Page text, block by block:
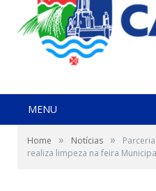
MENU
Home » Notícias »
realiza limpeza na feira